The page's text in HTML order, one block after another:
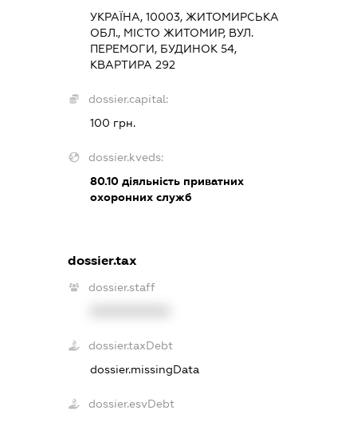
УКРАЇНА, 10003, ЖИТОМИРСЬКА
ОБЛ., МІСТО ЖИТОМИР, ВУЛ.
ПЕРЕМОГИ, БУДИНОК 54,
КВАРТИРА 292
dossier.capital:
100 грн.
dossier.kveds:
80.10діяльність приватних
охоронних служб
dossier.tax
dossier.staff
dossier.taxDebt
dossier.missingData
dossier.esvDebt